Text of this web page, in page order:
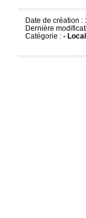
Date de création :
Dernière
Catégorie : -